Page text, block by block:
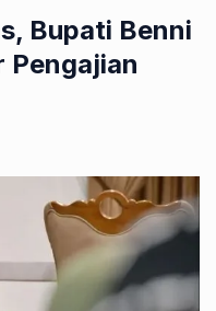
Bupati Benni
Pengajian